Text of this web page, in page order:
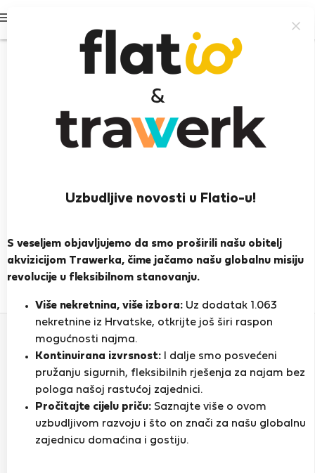
Uzbudljive novosti u Flatio-u!
S veseljem objavljujemo da smo proširili našu obitelj
akvizicijom Trawerka, čime jačamo našu globalnu misiju
revolucije u fleksibilnom stanovanju.
Više nekretnina, više izbora: Uz dodatak 1.063
nekretnine iz Hrvatske, otkrijte još širi raspon
mogućnosti najma.
Kontinuirana izvrsnost: I dalje smo posvećeni
pružanju sigurnih, fleksibilnih rješenja za najam bez
pologa našoj rastućoj zajednici.
Pročitajte cijelu priču: Saznajte više o ovom
uzbudljivom razvoju i što on znači za našu globalnu
zajednicu domaćina i gostiju.
Daniela M.
PRIKAŽI ŽIVOTOPIS
Ocjena i reference
0
Ocjena
Do sada nema ocjena